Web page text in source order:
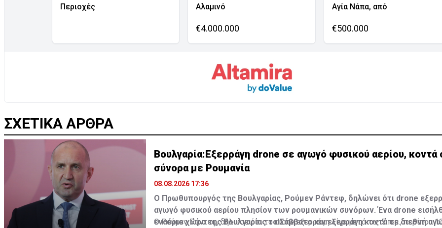
Περιοχές
Αλαμινό
€4.000.000
Αγία Νάπα, από
€500.000
ΣΧΕΤΙΚΑ ΑΡΘΡΑ
Βουλγαρία:Εξερράγη drone σε αγωγό φυσικού αερίου, κοντά
σύνορα με Ρουμανία
08.08.2026 17:36
Ο Πρωθυπουργός της Βουλγαρίας, Ρούμεν Ράντεφ, δηλώνει ότι drone
αγωγό φυσικού αερίου πλησίον των ρουμανικών συνόρων. Ένα drone
εναέριο χώρο της Βουλγαρίας το Σάββατο και εξερράγη κοντά σε διεθνή
Ο Ρούμεν Ράντεφ, δήλωσε ότι το drone εξερράγη λίγο μετά τις 5 π.μ., περίπου